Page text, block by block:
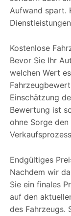
Aufwand spart.
Kostenlose
Bevor Sie Ihr
welchen Wert
Einschätzung
Bewertung ist
ohne Sorge
Endgültiges
Nachdem wir
Sie ein finales
auf den
des Fahrzeugs.